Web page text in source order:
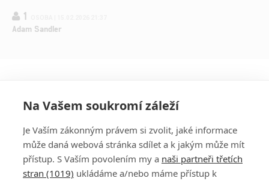
1
Adam Sandler
Na Vašem soukromí záleží
Je Vaším zákonným právem si zvolit, jaké informace
může daná webová stránka sdílet a k jakým může mít
přístup. S Vaším povolením my a naši partneři třetích
stran (1019) ukládáme a/nebo máme přístup k